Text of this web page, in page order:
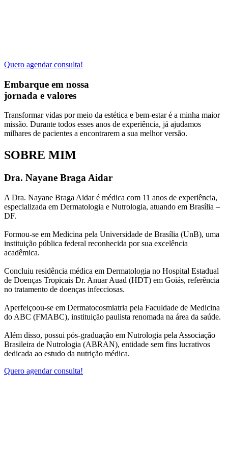
Quero agendar consulta!
Embarque em nossa
jornada e valores
Transformar vidas por meio da estética e bem-estar é a minha maior
missão. Durante todos esses anos de experiência, já ajudamos
milhares de pacientes a encontrarem a sua melhor versão.
SOBRE MIM
Dra. Nayane Braga Aidar
​A Dra. Nayane Braga Aidar é médica com 11 anos de experiência,
especializada em Dermatologia e Nutrologia, atuando em Brasília –
DF.
Formou-se em Medicina pela Universidade de Brasília (UnB), uma
instituição pública federal reconhecida por sua excelência
acadêmica.
Concluiu residência médica em Dermatologia no Hospital Estadual
de Doenças Tropicais Dr. Anuar Auad (HDT) em Goiás, referência
no tratamento de doenças infecciosas.
Aperfeiçoou-se em Dermatocosmiatria pela Faculdade de Medicina
do ABC (FMABC), instituição paulista renomada na área da saúde.
Além disso, possui pós-graduação em Nutrologia pela Associação
Brasileira de Nutrologia (ABRAN), entidade sem fins lucrativos
dedicada ao estudo da nutrição médica.​
Quero agendar consulta!